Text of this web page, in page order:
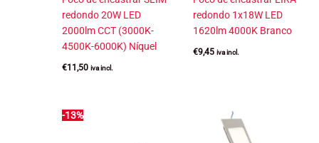
redondo 20W LED
2000lm CCT (3000K-
4500K-6000K) Níquel
€11,50 iva incl.
redondo 1x18W LED
1620lm 4000K Branco
€9,45 iva incl.
-13%